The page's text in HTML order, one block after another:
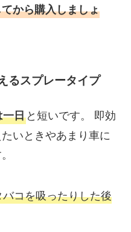
から購入しましょ
るスプレータイプ
日と短いです。 即効
いときやあまり車に
コを吸ったりした後